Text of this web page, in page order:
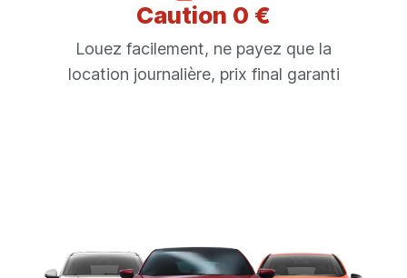
Caution 0 €
Louez facilement, ne payez que la
location journalière, prix final garanti